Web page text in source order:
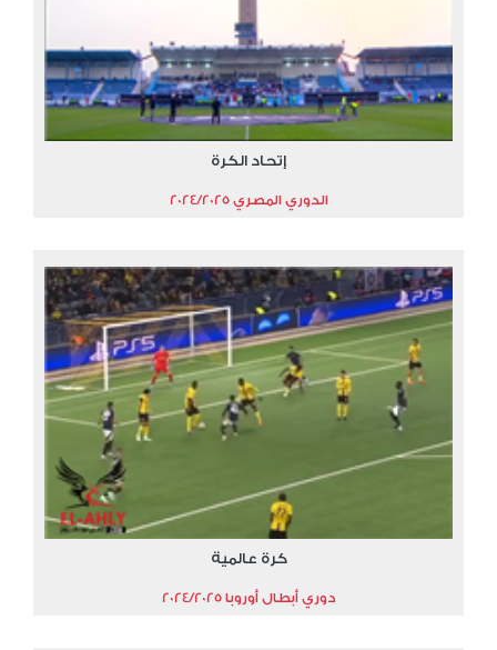
إتحاد الكرة
الدوري المصري 2024/2025
كرة عالمية
دوري أبطال أوروبا 2024/2025